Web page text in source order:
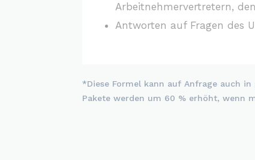
Arbeitnehmervertretern,
Antworten auf Fragen des
*Diese Formel kann auf Anfrage auch
Pakete werden um 60 % erhöht, wenn